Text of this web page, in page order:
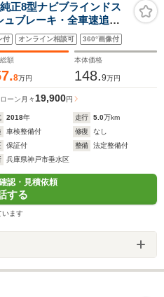
8型ナビブラインドス
ブレーキ・全車速追従
誤発進抑制制御&AT誤
シスト・レーンキープ
付 オンライン相談可 360°画像付
額
8万円
本体価格
148.9万円
ーン 月々19,900円
2018年 走行 5.0万km
車検整備付 修復
なし
保証付 整備
法定整備付
兵庫県神戸市垂水区
認・見積依頼
する
います